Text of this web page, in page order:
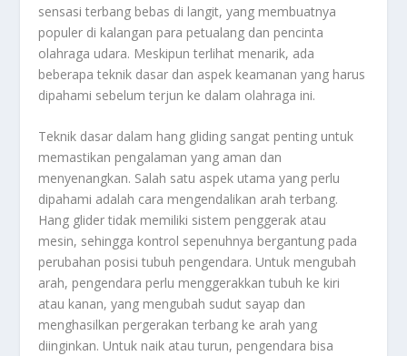
sensasi terbang bebas di langit, yang membuatnya
populer di kalangan para petualang dan pencinta
olahraga udara. Meskipun terlihat menarik, ada
beberapa teknik dasar dan aspek keamanan yang harus
dipahami sebelum terjun ke dalam olahraga ini.
Teknik dasar dalam hang gliding sangat penting untuk
memastikan pengalaman yang aman dan
menyenangkan. Salah satu aspek utama yang perlu
dipahami adalah cara mengendalikan arah terbang.
Hang glider tidak memiliki sistem penggerak atau
mesin, sehingga kontrol sepenuhnya bergantung pada
perubahan posisi tubuh pengendara. Untuk mengubah
arah, pengendara perlu menggerakkan tubuh ke kiri
atau kanan, yang mengubah sudut sayap dan
menghasilkan pergerakan terbang ke arah yang
diinginkan. Untuk naik atau turun, pengendara bisa